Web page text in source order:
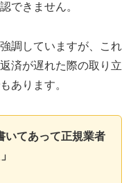
できません。
調していますが、これ
済が遅れた際の取り立
あります。
いてあって正規業者